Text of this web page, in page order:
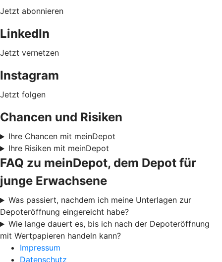
Jetzt abonnieren
LinkedIn
Jetzt vernetzen
Instagram
Jetzt folgen
Chancen und Risiken
Ihre Chancen mit meinDepot
Ihre Risiken mit meinDepot
FAQ zu meinDepot, dem Depot für
junge Erwachsene
Was passiert, nachdem ich meine Unterlagen zur
Depoteröffnung eingereicht habe?
Wie lange dauert es, bis ich nach der Depoteröffnung
mit Wertpapieren handeln kann?
Impressum
Datenschutz